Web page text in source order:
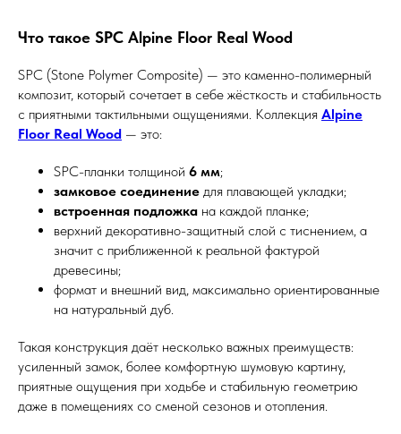
Что такое SPC Alpine Floor Real Wood
SPC (Stone Polymer Composite) — это каменно-полимерный
композит, который сочетает в себе жёсткость и стабильность
с приятными тактильными ощущениями. Коллекция Alpine
Floor Real Wood — это:
SPC-планки толщиной 6 мм;
замковое соединение для плавающей укладки;
встроенная подложка на каждой планке;
верхний декоративно-защитный слой с тиснением, а
значит с приближенной к реальной фактурой
древесины;
формат и внешний вид, максимально ориентированные
на натуральный дуб.
Такая конструкция даёт несколько важных преимуществ:
усиленный замок, более комфортную шумовую картину,
приятные ощущения при ходьбе и стабильную геометрию
даже в помещениях со сменой сезонов и отопления.